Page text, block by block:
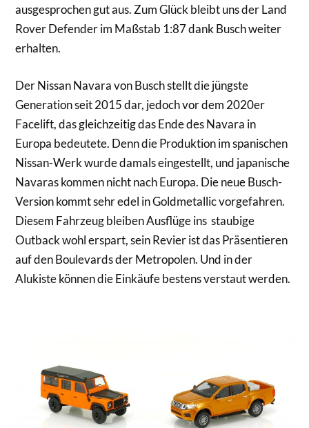
ausgesprochen gut aus. Zum Glück bleibt uns der Land
Rover Defender im Maßstab 1:87 dank Busch weiter
erhalten.
Der Nissan Navara von Busch stellt die jüngste
Generation seit 2015 dar, jedoch vor dem 2020er
Facelift, das gleichzeitig das Ende des Navara in
Europa bedeutete. Denn die Produktion im spanischen
Nissan-Werk wurde damals eingestellt, und japanische
Navaras kommen nicht nach Europa. Die neue Busch-
Version kommt sehr edel in Goldmetallic vorgefahren.
Diesem Fahrzeug bleiben Ausflüge ins staubige
Outback wohl erspart, sein Revier ist das Präsentieren
auf den Boulevards der Metropolen. Und in der
Alukiste können die Einkäufe bestens verstaut werden.